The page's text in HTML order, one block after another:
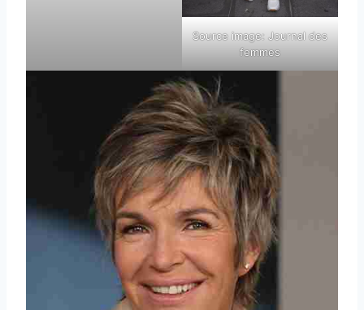
Source image: Journal des
femmes